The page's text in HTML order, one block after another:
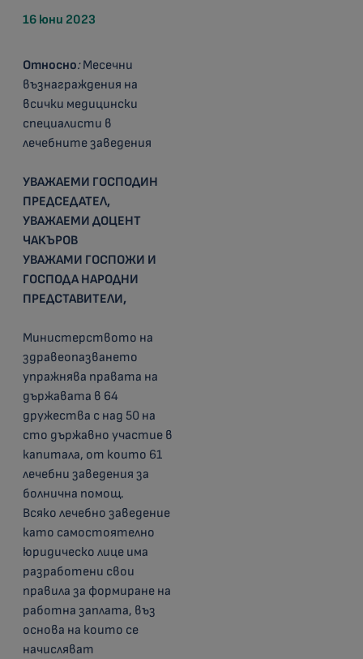
16 юни 2023
Относно:Месечни
възнаграждения на
всички медицински
специалисти в
лечебните заведения
УВАЖАЕМИ ГОСПОДИН
ПРЕДСЕДАТЕЛ,
УВАЖАЕМИ ДОЦЕНТ
ЧАКЪРОВ
УВАЖАМИ ГОСПОЖИ И
ГОСПОДА НАРОДНИ
ПРЕДСТАВИТЕЛИ,
Министерството на
здравеопазването
упражнява правата на
държавата в 64
дружества с над 50 на
сто държавно участие в
капитала, от които 61
лечебни заведения за
болнична помощ.
Всяко лечебно заведение
като самостоятелно
юридическо лице има
разработени свои
правила за формиране на
работна заплата, въз
основа на които се
начисляват